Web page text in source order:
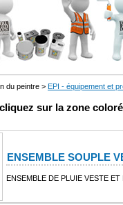
du peintre > EPI - équipement et
sur la zone
ENSEMBLE SOUPLE
ENSEMBLE DE PLUIE VESTE ET